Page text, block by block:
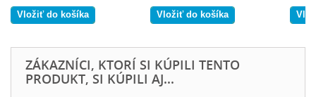
Vložiť do košíka Vložiť do košíka
ZÁKAZNÍCI, KTORÍ SI KÚPILI TENTO
PRODUKT, SI KÚPILI AJ...